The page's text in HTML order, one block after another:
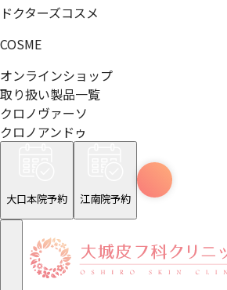
ドクターズコスメ
COSME
オンラインショップ
取り扱い製品一覧
クロノヴァーソ
クロノアンドゥ
大口本院予約 江南院予約